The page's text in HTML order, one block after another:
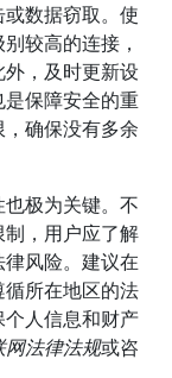
数据窃取。使
较高的连接，
，及时更新设
保障安全的重
确保没有多余
极为关键。不
，用户应了解
风险。建议在
所在地区的法
人信息和财产
网法律法规或咨